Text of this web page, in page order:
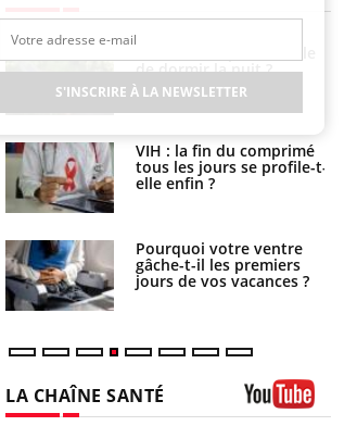
de dormir la nuit ?
VIH : la fin du comprimé
tous les jours se profile-t-
elle enfin ?
Pourquoi votre ventre
gâche-t-il les premiers
jours de vos vacances ?
pourquoi le risque de
noyade grimpe-t-il ?
Le Viagra pourrait-il
freiner la propagation du
cancer ?
Pourquoi manger moins
de protéines pourrait
finalement être bénéfique
LA CHAÎNE SANTÉ
S'INSCRIRE À LA NEWSLETTER